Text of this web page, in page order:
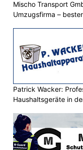
Mischo Transport
Umzugsfirma –
Patrick Wacker:
Haushaltsgeräte in